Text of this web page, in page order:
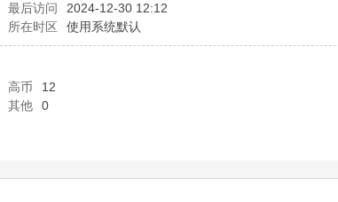
最后访问
2024-12-30 12:12
所在时区 使用系统默认
高币
12
其他
0